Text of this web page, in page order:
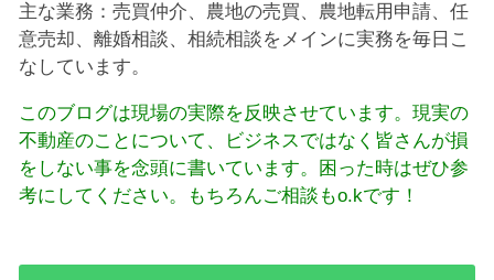
主な業務：売買仲介、農地の売買、農地転用申請、任
意売却、離婚相談、相続相談をメインに実務を毎日こ
なしています。
このブログは現場の実際を反映させています。現実の
不動産のことについて、ビジネスではなく皆さんが損
をしない事を念頭に書いています。困った時はぜひ参
考にしてください。もちろんご相談もo.kです！